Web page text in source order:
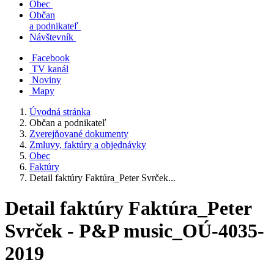
Obec
Občan
a podnikateľ
Návštevník
Facebook
TV kanál
Noviny
Mapy
Úvodná stránka
Občan a podnikateľ
Zverejňované dokumenty
Zmluvy, faktúry a objednávky
Obec
Faktúry
Detail faktúry Faktúra_Peter Svrček...
Detail faktúry Faktúra_Peter
Svrček - P&P music_OÚ-4035-
2019